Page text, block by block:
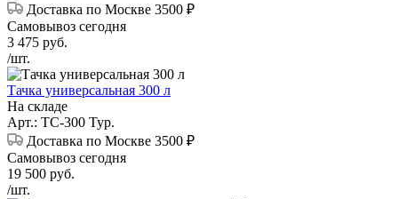
Доставка по Москве 3500 ₽
Самовывоз сегодня
3 475 руб.
/шт.
Тачка универсальная 300 л
На складе
Арт.: ТС-300 Тур.
Доставка по Москве 3500 ₽
Самовывоз сегодня
19 500 руб.
/шт.